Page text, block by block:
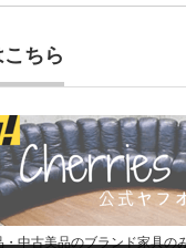
ちら
中古美品のブランド家具の